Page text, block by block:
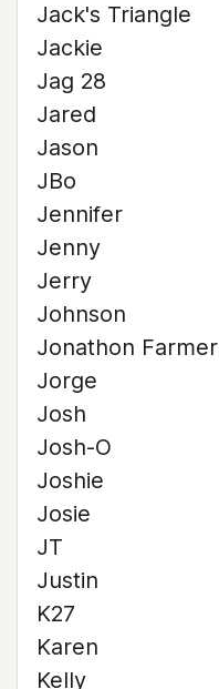
Jack's Triangle
Jackie
Jag 28
Jared
Jason
JBo
Jennifer
Jenny
Jerry
Johnson
Jonathon Farmer
Jorge
Josh
Josh-O
Joshie
Josie
JT
Justin
K27
Karen
Kelly